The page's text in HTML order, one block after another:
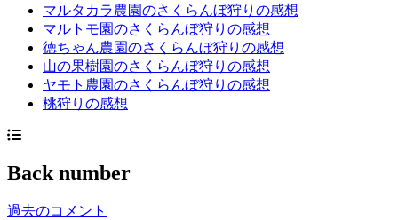
マルタカラ農園のさくらんぼ狩りの感想
マルトモ園のさくらんぼ狩りの感想
徳ちゃん農園のさくらんぼ狩りの感想
山の果樹園のさくらんぼ狩りの感想
ヤモト農園のさくらんぼ狩りの感想
桃狩りの感想
Back number
過去のコメント